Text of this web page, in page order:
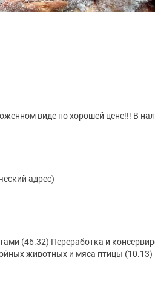
виде по хорошей цене!!! В
адрес)
(46.32) Переработка и
животных и мяса птицы (10.13)